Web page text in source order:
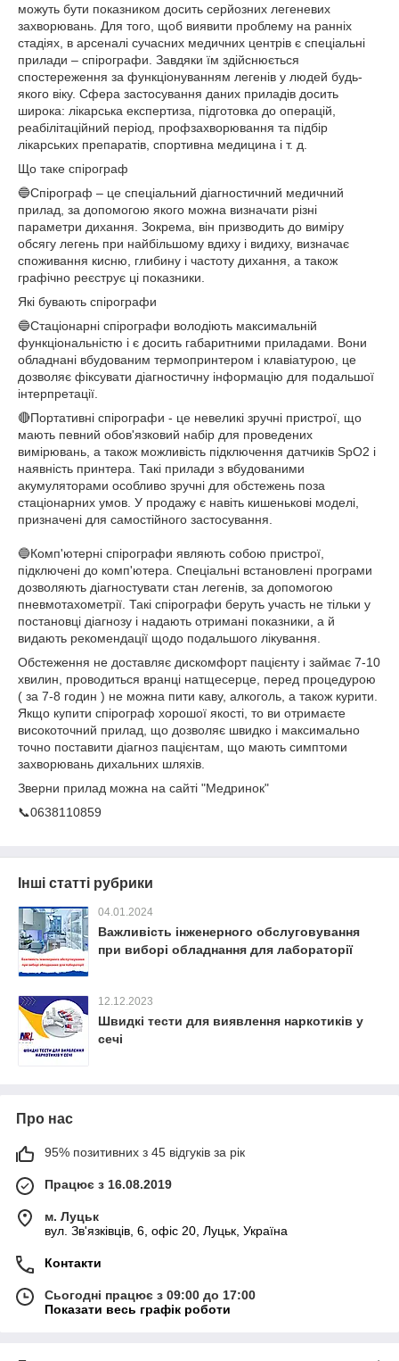
можуть бути показником досить серйозних легеневих
захворювань. Для того, щоб виявити проблему на ранніх
стадіях, в арсеналі сучасних медичних центрів є спеціальні
прилади – спірографи. Завдяки їм здійснюється
спостереження за функціонуванням легенів у людей будь-
якого віку. Сфера застосування даних приладів досить
широка: лікарська експертиза, підготовка до операцій,
реабілітаційний період, профзахворювання та підбір
лікарських препаратів, спортивна медицина і т. д.
Що таке спірограф
🔵Спірограф – це спеціальний діагностичний медичний
прилад, за допомогою якого можна визначати різні
параметри дихання. Зокрема, він призводить до виміру
обсягу легень при найбільшому вдиху і видиху, визначає
споживання кисню, глибину і частоту дихання, а також
графічно реєструє ці показники.
Які бувають спірографи
🔵Стаціонарні спірографи володіють максимальній
функціональністю і є досить габаритними приладами. Вони
обладнані вбудованим термопринтером і клавіатурою, це
дозволяє фіксувати діагностичну інформацію для подальшої
інтерпретації.
🔴Портативні спірографи - це невеликі зручні пристрої, що
мають певний обов'язковий набір для проведених
вимірювань, а також можливість підключення датчиків SpO2 і
наявність принтера. Такі прилади з вбудованими
акумуляторами особливо зручні для обстежень поза
стаціонарних умов. У продажу є навіть кишенькові моделі,
призначені для самостійного застосування.
🔵Комп'ютерні спірографи являють собою пристрої,
підключені до комп'ютера. Спеціальні встановлені програми
дозволяють діагностувати стан легенів, за допомогою
пневмотахометрії. Такі спірографи беруть участь не тільки у
постановці діагнозу і надають отримані показники, а й
видають рекомендації щодо подальшого лікування.
Обстеження не доставляє дискомфорт пацієнту і займає 7-10
хвилин, проводиться вранці натщесерце, перед процедурою
( за 7-8 годин ) не можна пити каву, алкоголь, а також курити.
Якщо купити спірограф хорошої якості, то ви отримаєте
високоточний прилад, що дозволяє швидко і максимально
точно поставити діагноз пацієнтам, що мають симптоми
захворювань дихальних шляхів.
Зверни прилад можна на сайті "Медринок"
📞0638110859
Інші статті рубрики
04.01.2024
Важливість інженерного обслуговування
при виборі обладнання для лабораторії
12.12.2023
Швидкі тести для виявлення наркотиків у
сечі
Про нас
95% позитивних з 45 відгуків за рік
Працює з 16.08.2019
м. Луцьк
вул. Зв'язківців, 6, офіс 20, Луцьк, Україна
Контакти
Сьогодні працює з 09:00 до 17:00
Показати весь графік роботи